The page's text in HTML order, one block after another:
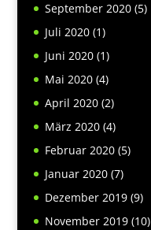
September 2020(5)
Juli 2020(1)
Juni 2020(1)
Mai 2020(4)
April 2020(2)
März 2020(4)
Februar 2020(5)
Januar 2020(7)
Dezember 2019(9)
November 2019(10)